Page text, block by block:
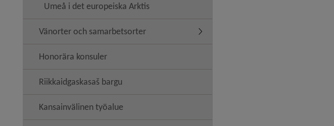
Umeå i det europeiska Arktis
Vänorter och samarbetsorter Undermeny för Vänorter och samarbetsorter
Honorära konsuler
Riikkaidgaskasaš bargu
Kansainvälinen työalue